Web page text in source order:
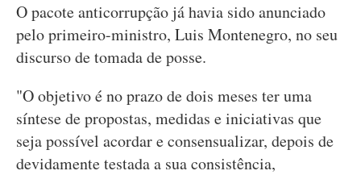
O pacote anticorrupção já havia sido anunciado
pelo primeiro-ministro, Luis Montenegro, no seu
discurso de tomada de posse.
"O objetivo é no prazo de dois meses ter uma
síntese de propostas, medidas e iniciativas que
seja possível acordar e consensualizar, depois de
devidamente testada a sua consistência,